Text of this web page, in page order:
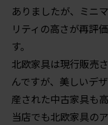
ありましたが、ミニ
リティの高さが再評
す。
北欧家具は現行販売
んですが、美しいデ
産された中古家具も
当店でも北欧家具の